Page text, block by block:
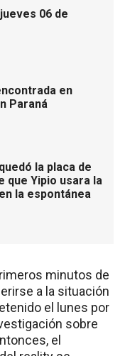
06 de
en
Paraná
la placa de
que Yipio usara la
la espontánea
minutos de
a la situación
el lunes por
sobre
el